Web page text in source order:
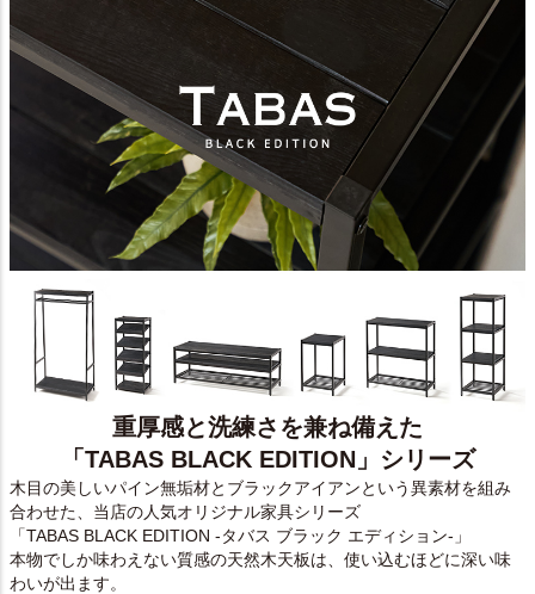
重厚感と洗練さを兼ね備えた
「TABAS BLACK EDITION」シリーズ
木目の美しいパイン無垢材とブラックアイアンという異素材を組み
合わせた、当店の人気オリジナル家具シリーズ
「TABAS BLACK EDITION -タバス ブラック エディション-」
本物でしか味わえない質感の天然木天板は、使い込むほどに深い味
わいが出ます。